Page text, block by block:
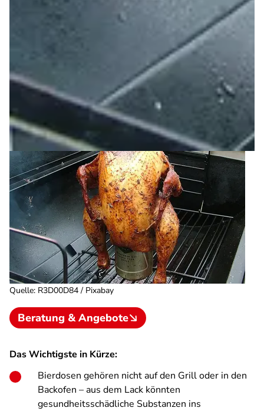
Quelle: R3D00D84 / Pixabay
Beratung & Angebote
Das Wichtigste in Kürze:
Bierdosen gehören nicht auf den Grill oder in den
Backofen – aus dem Lack könnten
gesundheitsschädliche Substanzen ins